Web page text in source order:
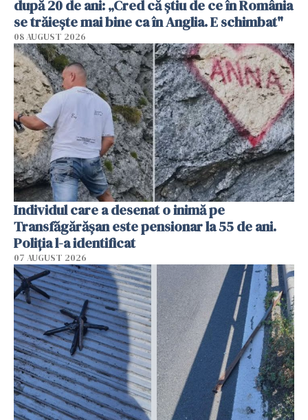
după 20 de ani: „Cred că știu de ce în România
se trăiește mai bine ca în Anglia. E schimbat"
08 AUGUST 2026
Individul care a desenat o inimă pe
Transfăgărășan este pensionar la 55 de ani.
Poliția l-a identificat
07 AUGUST 2026